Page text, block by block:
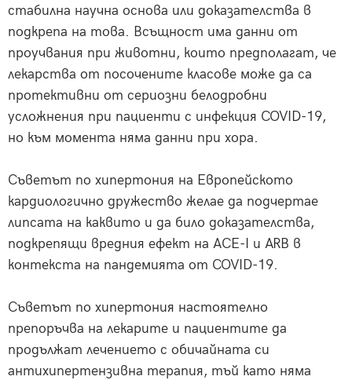
стабилна научна основа или доказателства в
подкрепа на това. Всъщност има данни от
проучвания при животни, които предполагат, че
лекарства от посочените класове може да са
протективни от сериозни белодробни
усложнения при пациенти с инфекция COVID-19,
но към момента няма данни при хора.
Съветът по хипертония на Европейското
кардиологично дружество желае да подчертае
липсата на каквито и да било доказателства,
подкрепящи вредния ефект на АСЕ-I и ARB в
контекста на пандемията от COVID-19.
Съветът по хипертония настоятелно
препоръчва на лекарите и пациентите да
продължат лечението с обичайната си
антихипертензивна терапия, тъй като няма